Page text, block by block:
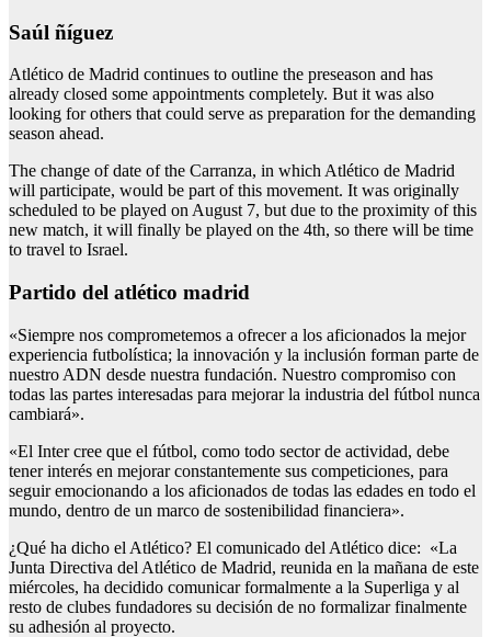
Saúl ñíguez
Atlético de Madrid continues to outline the preseason and has
already closed some appointments completely. But it was also
looking for others that could serve as preparation for the demanding
season ahead.
The change of date of the Carranza, in which Atlético de Madrid
will participate, would be part of this movement. It was originally
scheduled to be played on August 7, but due to the proximity of this
new match, it will finally be played on the 4th, so there will be time
to travel to Israel.
Partido del atlético madrid
«Siempre nos comprometemos a ofrecer a los aficionados la mejor
experiencia futbolística; la innovación y la inclusión forman parte de
nuestro ADN desde nuestra fundación. Nuestro compromiso con
todas las partes interesadas para mejorar la industria del fútbol nunca
cambiará».
«El Inter cree que el fútbol, como todo sector de actividad, debe
tener interés en mejorar constantemente sus competiciones, para
seguir emocionando a los aficionados de todas las edades en todo el
mundo, dentro de un marco de sostenibilidad financiera».
¿Qué ha dicho el Atlético? El comunicado del Atlético dice: «La
Junta Directiva del Atlético de Madrid, reunida en la mañana de este
miércoles, ha decidido comunicar formalmente a la Superliga y al
resto de clubes fundadores su decisión de no formalizar finalmente
su adhesión al proyecto.